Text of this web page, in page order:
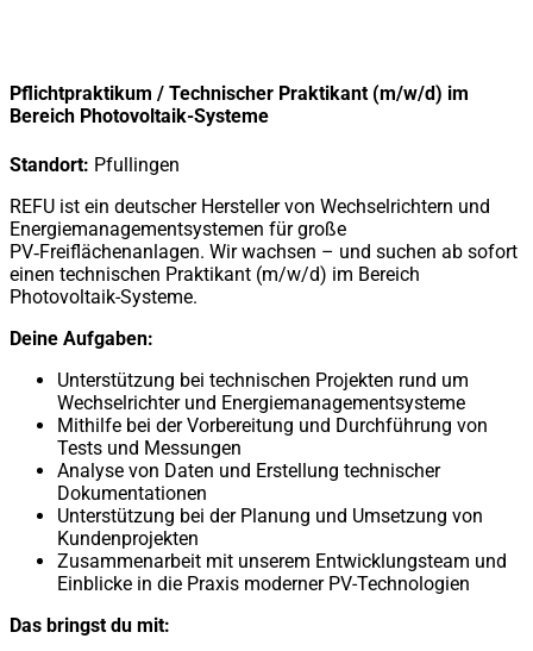
Pflichtpraktikum / Technischer Praktikant (m/w/d) im
Bereich Photovoltaik-Systeme
Standort: Pfullingen
REFU ist ein deutscher Hersteller von Wechselrichtern und
Energiemanagementsystemen für große
PV‑Freiflächenanlagen. Wir wachsen – und suchen ab sofort
einen technischen Praktikant (m/w/d) im Bereich
Photovoltaik-Systeme.
Deine Aufgaben:
Unterstützung bei technischen Projekten rund um
Wechselrichter und Energiemanagementsysteme
Mithilfe bei der Vorbereitung und Durchführung von
Tests und Messungen
Analyse von Daten und Erstellung technischer
Dokumentationen
Unterstützung bei der Planung und Umsetzung von
Kundenprojekten
Zusammenarbeit mit unserem Entwicklungsteam und
Einblicke in die Praxis moderner PV-Technologien
Das bringst du mit: